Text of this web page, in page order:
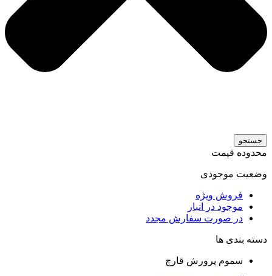
جستجو
محدوده قیمت
وضعیت موجودی
فروش ویژه
موجود در انبار
در صورت سفارش مجدد
دسته بندی ها
سموم پرورش قارچ